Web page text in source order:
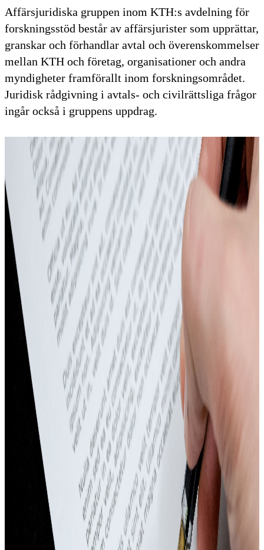
Affärsjuridiska gruppen inom KTH:s avdelning för
forskningsstöd består av affärsjurister som upprättar,
granskar och förhandlar avtal och överenskommelser
mellan KTH och företag, organisationer och andra
myndigheter framförallt inom forskningsområdet.
Juridisk rådgivning i avtals- och civilrättsliga frågor
ingår också i gruppens uppdrag.